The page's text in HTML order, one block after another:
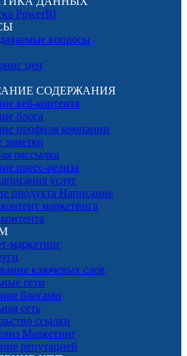
PowerBI
вопросы
цен
СОДЕРЖАНИЯ
веб-контента
блога
профиля компании
рассылка
пресс-релиза
услуг
продукта Написание
маркетинга
маркетинг
ключевых слов
сети
блогами
сеть
ссылки
Маркетинг
репутацией